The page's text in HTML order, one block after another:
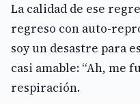
La calidad de ese
regreso con auto-
soy un desastre para
casi amable: “Ah, me
respiración.